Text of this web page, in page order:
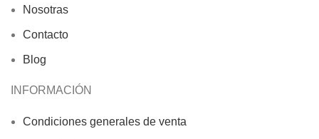
Nosotras
Contacto
Blog
INFORMACIÓN
Condiciones generales de venta